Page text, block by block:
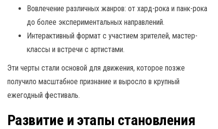
Вовлечение различных жанров: от хард-рока и панк-рока
до более экспериментальных направлений.
Интерактивный формат с участием зрителей, мастер-
классы и встречи с артистами.
Эти черты стали основой для движения, которое позже
получило масштабное признание и выросло в крупный
ежегодный фестиваль.
Развитие и этапы становления